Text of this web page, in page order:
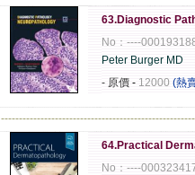
63.Diagnostic
No：----
Peter Burger MD
- 原價 - 12000 (熱
64.Practical
No：----